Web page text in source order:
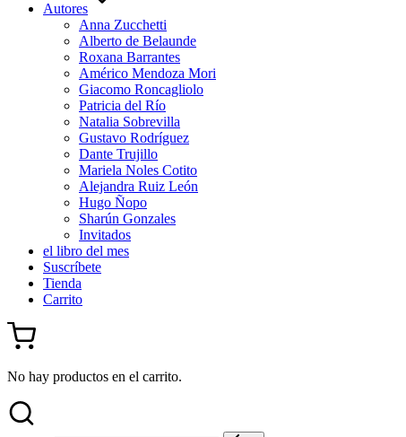
Autores
Anna Zucchetti
Alberto de Belaunde
Roxana Barrantes
Américo Mendoza Mori
Giacomo Roncagliolo
Patricia del Río
Natalia Sobrevilla
Gustavo Rodríguez
Dante Trujillo
Mariela Noles Cotito
Alejandra Ruiz León
Hugo Ñopo
Sharún Gonzales
Invitados
el libro del mes
Suscríbete
Tienda
Carrito
No hay productos en el carrito.